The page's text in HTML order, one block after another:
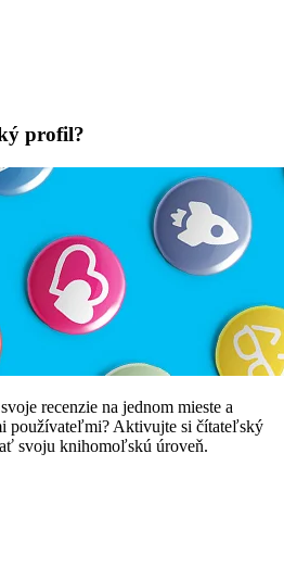
profil?
recenzie na jednom mieste a
používateľmi? Aktivujte si čítateľský
svoju knihomoľskú úroveň.